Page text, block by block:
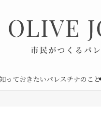
知っておきたいパレスチナのこと